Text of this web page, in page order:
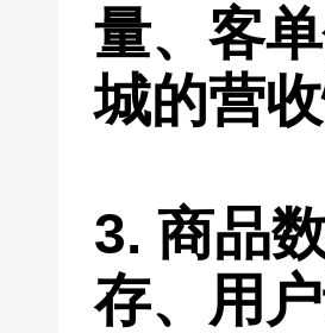
量、客
城的营
3. 商品
存、用